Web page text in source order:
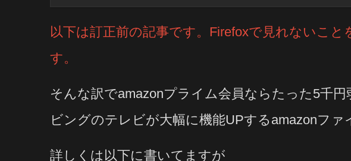
以下は訂正前の記事です。Firefoxで見れないこと
す。
そんな訳でamazonプライム会員ならたった5千円
ビングのテレビが大幅に機能UPするamazonファ
詳しくは以下に書いてますが